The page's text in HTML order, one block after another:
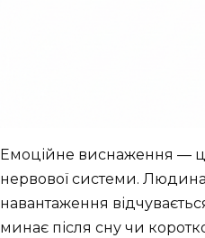
Емоційне виснаження —
нервової системи. Людина
навантаження
минає після сну чи